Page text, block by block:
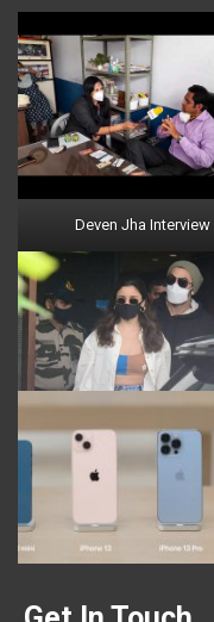
Deven Jha Interview